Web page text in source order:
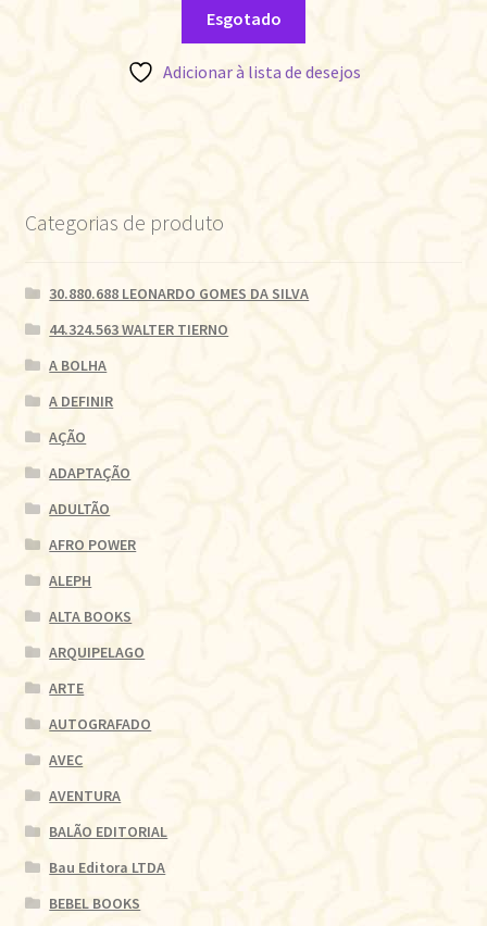
Esgotado
Adicionar à lista de desejos
Categorias de produto
30.880.688 LEONARDO GOMES DA SILVA
44.324.563 WALTER TIERNO
A BOLHA
A DEFINIR
AÇÃO
ADAPTAÇÃO
ADULTÃO
AFRO POWER
ALEPH
ALTA BOOKS
ARQUIPELAGO
ARTE
AUTOGRAFADO
AVEC
AVENTURA
BALÃO EDITORIAL
Bau Editora LTDA
BEBEL BOOKS